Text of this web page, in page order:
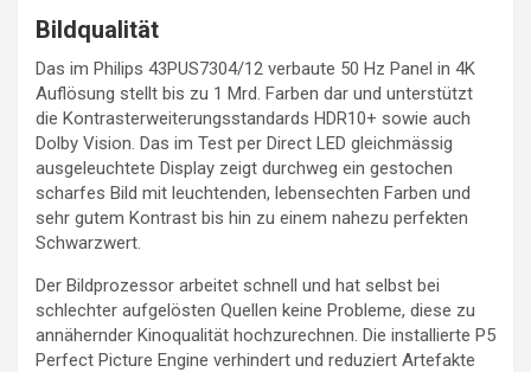
Bildqualität
Das im Philips 43PUS7304/12 verbaute 50 Hz Panel in 4K
Auflösung stellt bis zu 1 Mrd. Farben dar und unterstützt
die Kontrasterweiterungsstandards HDR10+ sowie auch
Dolby Vision. Das im Test per Direct LED gleichmässig
ausgeleuchtete Display zeigt durchweg ein gestochen
scharfes Bild mit leuchtenden, lebensechten Farben und
sehr gutem Kontrast bis hin zu einem nahezu perfekten
Schwarzwert.
Der Bildprozessor arbeitet schnell und hat selbst bei
schlechter aufgelösten Quellen keine Probleme, diese zu
annähernder Kinoqualität hochzurechnen. Die installierte P5
Perfect Picture Engine verhindert und reduziert Artefakte